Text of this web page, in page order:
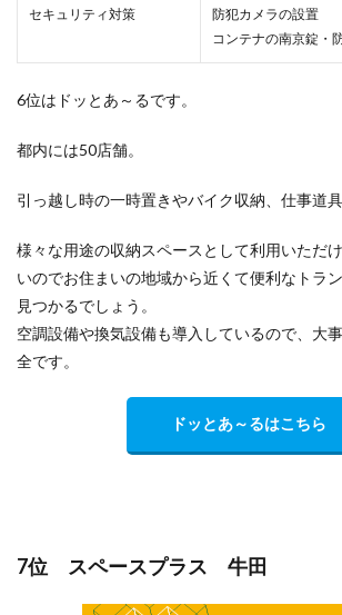
セキュリティ対策
防犯カメラの
コンテナの南京錠・
6位はドッとあ～るです。
都内には50店舗。
引っ越し時の一時置きやバイク収納、仕事道
様々な用途の収納スペースとして利用いただ
いのでお住まいの地域から近くて便利なトラ
見つかるでしょう。
空調設備や換気設備も導入しているので、大
全です。
ドッとあ～るはこちら
7位 スペースプラス 牛田